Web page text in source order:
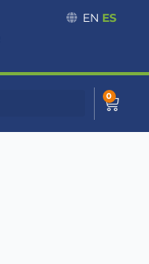
EN ES
0
Cart